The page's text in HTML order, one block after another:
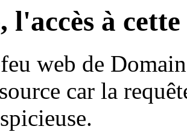
l'accès à
web de
car la